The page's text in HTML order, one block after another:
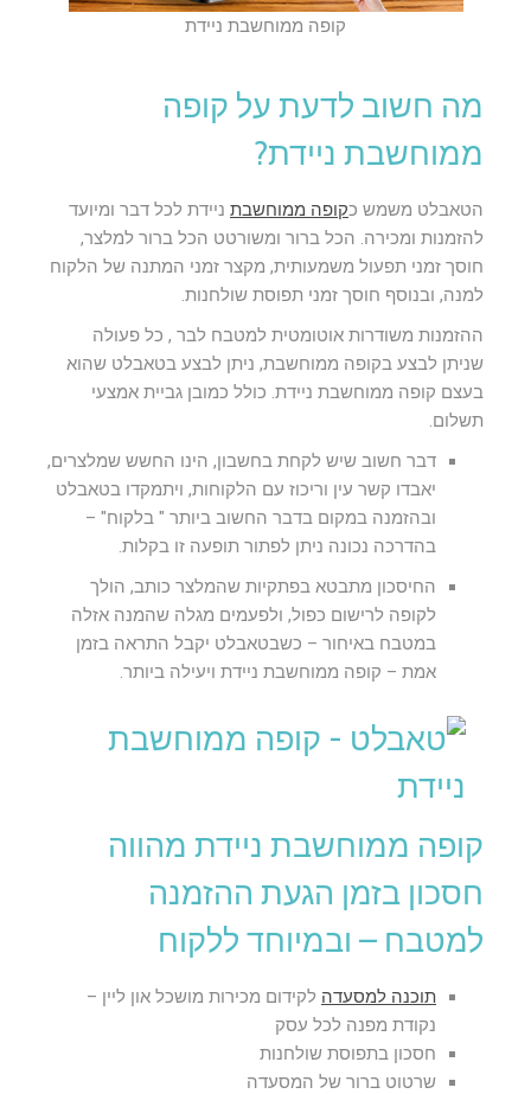
קופה ממוחשבת ניידת
מה חשוב לדעת על קופה
ממוחשבת ניידת?
הטאבלט משמש כקופה ממוחשבת ניידת לכל דבר ומיועד
להזמנות ומכירה. הכל ברור ומשורטט הכל ברור למלצר,
חוסך זמני תפעול משמעותית, מקצר זמני המתנה של הלקוח
למנה, ובנוסף חוסך זמני תפוסת שולחנות.
ההזמנות משודרות אוטומטית למטבח לבר , כל פעולה
שניתן לבצע בקופה ממוחשבת, ניתן לבצע בטאבלט שהוא
בעצם קופה ממוחשבת ניידת. כולל כמובן גביית אמצעי
תשלום.
דבר חשוב שיש לקחת בחשבון, הינו החשש שמלצרים,
יאבדו קשר עין וריכוז עם הלקוחות, ויתמקדו בטאבלט
ובהזמנה במקום בדבר החשוב ביותר " בלקוח" –
בהדרכה נכונה ניתן לפתור תופעה זו בקלות.
החיסכון מתבטא בפתקיות שהמלצר כותב, הולך
לקופה לרישום כפול, ולפעמים מגלה שהמנה אזלה
במטבח באיחור – כשבטאבלט יקבל התראה בזמן
אמת – קופה ממוחשבת ניידת ויעילה ביותר.
קופה ממוחשבת ניידת מהווה
חסכון בזמן הגעת ההזמנה
למטבח – ובמיוחד ללקוח
תוכנה למסעדה לקידום מכירות מושכל און ליין –
נקודת מפנה לכל עסק
חסכון בתפוסת שולחנות
שרטוט ברור של המסעדה